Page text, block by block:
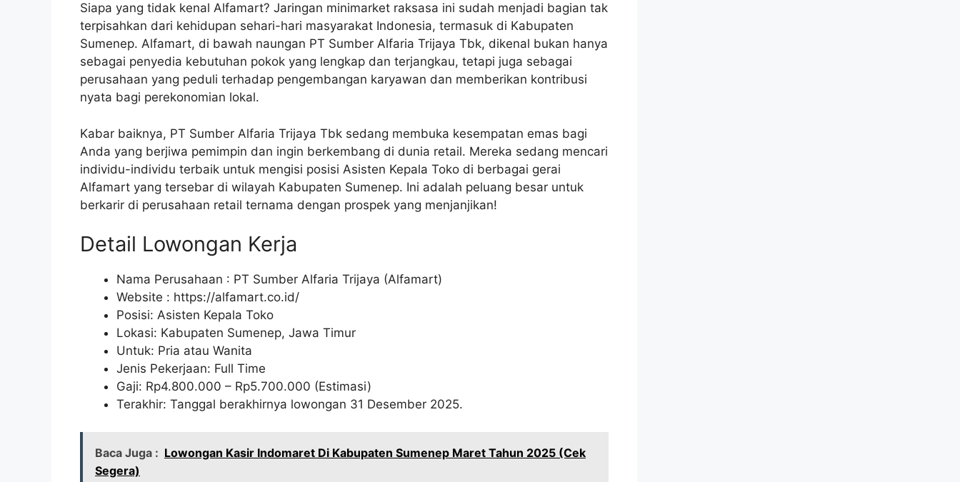
Siapa yang tidak kenal Alfamart? Jaringan minimarket raksasa ini sudah menjadi bagian tak
terpisahkan dari kehidupan sehari-hari masyarakat Indonesia, termasuk di Kabupaten
Sumenep. Alfamart, di bawah naungan PT Sumber Alfaria Trijaya Tbk, dikenal bukan hanya
sebagai penyedia kebutuhan pokok yang lengkap dan terjangkau, tetapi juga sebagai
perusahaan yang peduli terhadap pengembangan karyawan dan memberikan kontribusi
nyata bagi perekonomian lokal.
Kabar baiknya, PT Sumber Alfaria Trijaya Tbk sedang membuka kesempatan emas bagi
Anda yang berjiwa pemimpin dan ingin berkembang di dunia retail. Mereka sedang mencari
individu-individu terbaik untuk mengisi posisi Asisten Kepala Toko di berbagai gerai
Alfamart yang tersebar di wilayah Kabupaten Sumenep. Ini adalah peluang besar untuk
berkarir di perusahaan retail ternama dengan prospek yang menjanjikan!
Detail Lowongan Kerja
Nama Perusahaan : PT Sumber Alfaria Trijaya (Alfamart)
Website : https://alfamart.co.id/
Posisi: Asisten Kepala Toko
Lokasi: Kabupaten Sumenep, Jawa Timur
Untuk: Pria atau Wanita
Jenis Pekerjaan: Full Time
Gaji: Rp4.800.000 – Rp5.700.000 (Estimasi)
Terakhir: Tanggal berakhirnya lowongan 31 Desember 2025.
Baca Juga : Lowongan Kasir Indomaret Di Kabupaten Sumenep Maret Tahun 2025 (Cek
Segera)